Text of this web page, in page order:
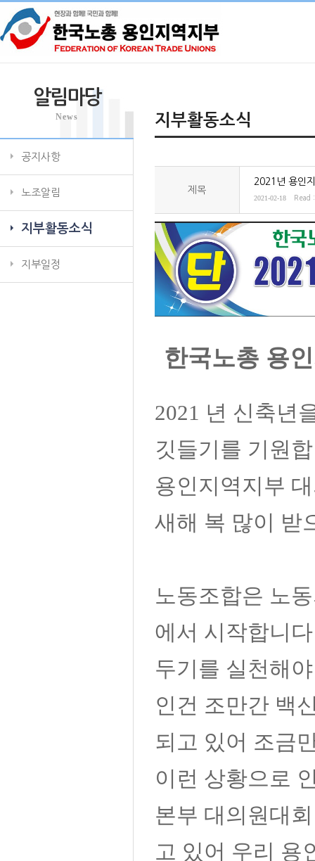
알림마당
News
공지사항
노조알림
지부활동소식
지부일정
지부활동소식
제목
2021년 용인
2021-02-18 Read
한국노총 용
2021 년 신축년
깃들기를 기원
용인지역지부
새해 복 많이 받
노동조합은 노
에서 시작합니다
두기를 실천해
인건 조만간 백
되고 있어 조금
이런 상황으로
본부 대의원대
고 있어 우리 용